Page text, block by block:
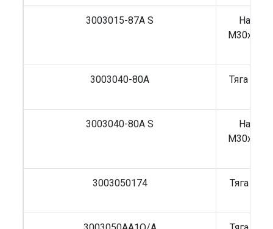
3003015-87A S
M30x1,5
3003040-80A Тяга
3003040-80A S
M30x1,5
3003050174 Тяга